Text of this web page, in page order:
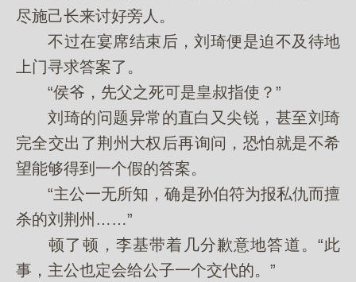
尽施己长来讨好旁人。
不过在宴席结束后，刘琦便是迫不及待地
上门寻求答案了。
“侯爷，先父之死可是皇叔指使？”
刘琦的问题异常的直白又尖锐，甚至刘琦
完全交出了荆州大权后再询问，恐怕就是不希
望能够得到一个假的答案。
“主公一无所知，确是孙伯符为报私仇而擅
杀的刘荆州……”
顿了顿，李基带着几分歉意地答道。“此
事，主公也定会给公子一个交代的。”